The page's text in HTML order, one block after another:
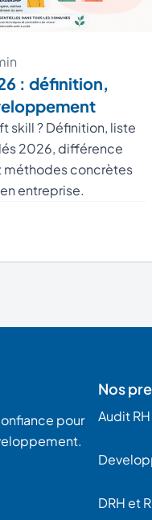
: définition,
skill ? Définition, liste
2026, différence
méthodes concrètes
entreprise.
pour
Nos
Audit
DRH et